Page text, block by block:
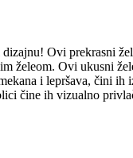
Ovi prekrasni
želeom. Ovi ukusni
i lepršava, čini
ih vizualno